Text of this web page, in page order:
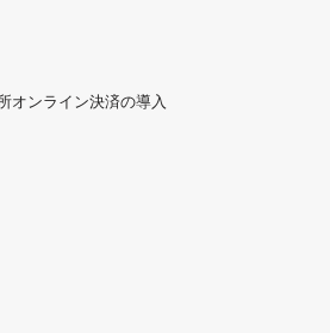
オンライン決済の導入